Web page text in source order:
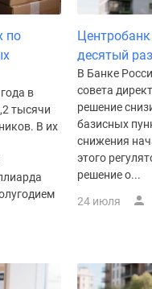
по
в
тысячи
В их
десятый
В Банке
совета
решение
базисных
снижения
этого
решение о...
24 июля